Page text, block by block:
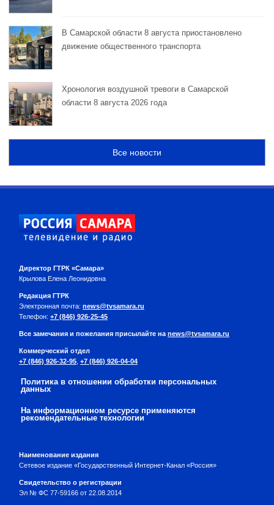
В Самарской области 8 августа приостановлено
движение общественного транспорта
Хронология воздушной тревоги в Самарской
области 8 августа 2026 года
Все новости
Директор ГТРК «Самара»
Крылова Елена Леонидовна
Редакция ГТРК
Электронная почта: news@tvsamara.ru
Телефон: +7 (846) 926-25-45
Все замечания и пожелания присылайте на news@tvsamara.ru
Коммерческий отдел
+7 (846) 926-32-95 +7 (846) 926-04-04
Политика в отношении обработки персональных
данных
На информационном ресурсе применяются
рекомендательные технологии
Наименование издания
Сетевое издание «Государственный Интернет-Канал «Россия»
Свидетельство о регистрации
Эл № ФС 77-59166 от 22.08.2014